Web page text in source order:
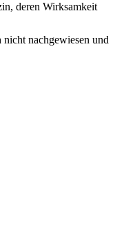
deren Wirksamkeit
nachgewiesen und